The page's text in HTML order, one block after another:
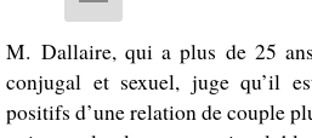
M. Dallaire, qui a plus de 25 ans
conjugal et sexuel, juge qu’il
positifs d’une relation de couple